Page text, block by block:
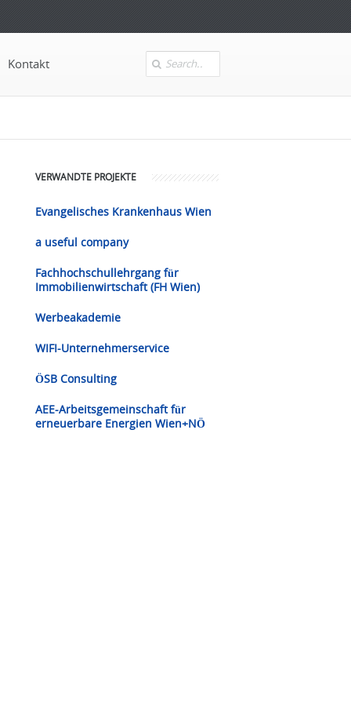
Kontakt Search
VERWANDTE PROJEKTE
Evangelisches Krankenhaus Wien
a useful company
Fachhochschullehrgang für
Immobilienwirtschaft (FH Wien)
Werbeakademie
WIFI-Unternehmerservice
ÖSB Consulting
AEE-Arbeitsgemeinschaft für
erneuerbare Energien Wien+NÖ